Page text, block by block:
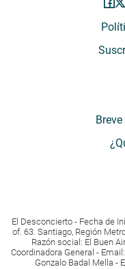
El Desconcierto - Fecha de
of. 63. Santiago, Región
Razón social: El Buen
Coordinadora General - Email:
Gonzalo Badal Mella -